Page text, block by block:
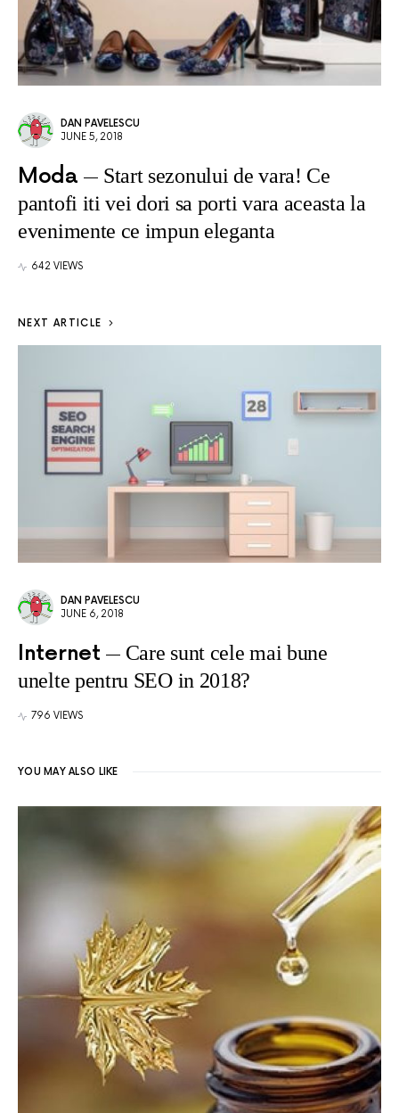
DAN PAVELESCU
JUNE 5, 2018
Moda
Start sezonului de vara! Ce
pantofi iti vei dori sa porti vara aceasta la
evenimente ce impun eleganta
642 VIEWS
NEXT ARTICLE
DAN PAVELESCU
JUNE 6, 2018
Internet
Care sunt cele mai bune
unelte pentru SEO in 2018?
796 VIEWS
YOU MAY ALSO LIKE